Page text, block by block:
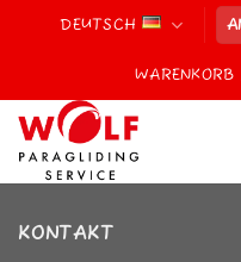
DEUTSCH
KONTAKT